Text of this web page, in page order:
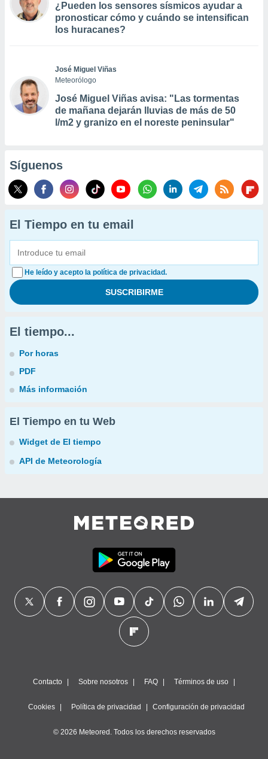
¿Pueden los sensores sísmicos ayudar a
pronosticar cómo y cuándo se intensifican
los huracanes?
José Miguel Viñas
Meteorólogo
José Miguel Viñas avisa: "Las tormentas
de mañana dejarán lluvias de más de 50
l/m2 y granizo en el noreste peninsular"
Síguenos
El Tiempo en tu email
He leído y acepto la política de privacidad.
El tiempo...
Por horas
PDF
Más información
El Tiempo en tu Web
Widget de El tiempo
API de Meteorología
Contacto Sobre nosotros FAQ Términos de uso
Cookies Política de privacidad Configuración de privacidad
© 2026 Meteored. Todos los derechos reservados